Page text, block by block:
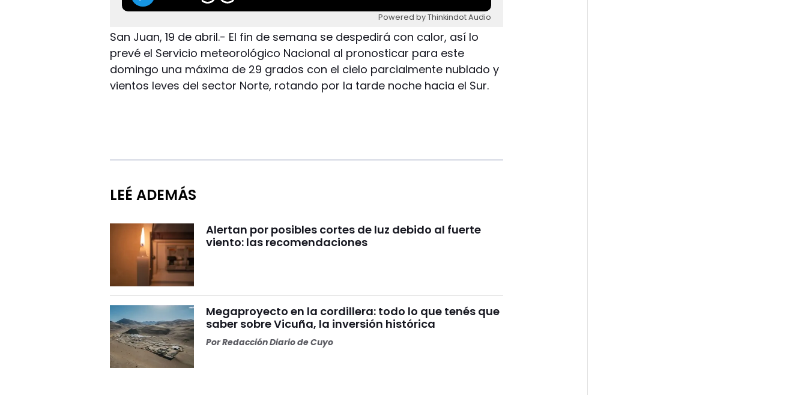
Powered by Thinkindot Audio
San Juan, 19 de abril.- El fin de semana se despedirá con calor, así lo
prevé el Servicio meteorológico Nacional al pronosticar para este
domingo una máxima de 29 grados con el cielo parcialmente nublado y
vientos leves del sector Norte, rotando por la tarde noche hacia el Sur.
LEÉ ADEMÁS
Alertan por posibles cortes de luz debido al fuerte
viento: las recomendaciones
Megaproyecto en la cordillera: todo lo que tenés que
saber sobre Vicuña, la inversión histórica
PorRedacción Diario de Cuyo